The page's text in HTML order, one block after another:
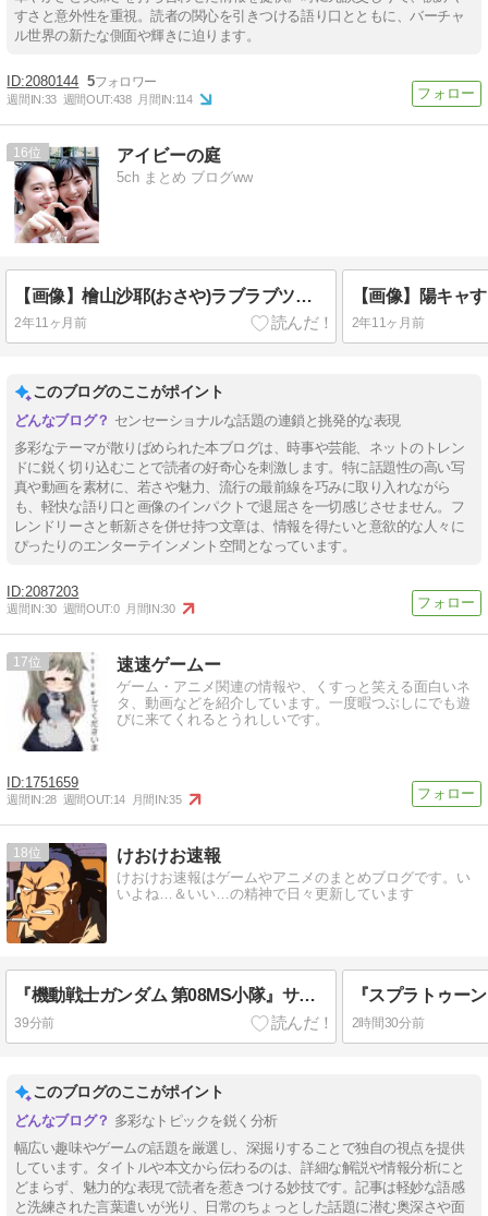
すさと意外性を重視。読者の関心を引きつける語り口とともに、バーチャ
ル世界の新たな側面や輝きに迫ります。
2080144 5
週間IN:33 週間OUT:438 月間IN:114
16 アイビーの庭
5ch まとめ ブログww
【画像】檜山沙耶(おさや)ラブラブツーショット写真公開で大荒れ
2年11ヶ月前 2年11ヶ月前
このブログのここがポイント
センセーショナルな話題の連鎖と挑発的な表現
多彩なテーマが散りばめられた本ブログは、時事や芸能、ネットのトレン
ドに鋭く切り込むことで読者の好奇心を刺激します。特に話題性の高い写
真や動画を素材に、若さや魅力、流行の最前線を巧みに取り入れながら
も、軽快な語り口と画像のインパクトで退屈さを一切感じさせません。フ
レンドリーさと斬新さを併せ持つ文章は、情報を得たいと意欲的な人々に
ぴったりのエンターテインメント空間となっています。
2087203
週間IN:30 週間OUT:0 月間IN:30
17 速速ゲームー
ゲーム・アニメ関連の情報や、くすっと笑える面白いネ
タ、動画などを紹介しています。一度暇つぶしにでも遊
びに来てくれるとうれしいです。
1751659
週間IN:28 週間OUT:14 月間IN:35
18 けおけお速報
けおけお速報はゲームやアニメのまとめブログです。い
いよね…＆いい…の精神で日々更新しています
『機動戦士ガンダム 第08MS小隊』サンダースは頼れる男
39分前 2時間30分前
このブログのここがポイント
多彩なトピックを鋭く分析
幅広い趣味やゲームの話題を厳選し、深掘りすることで独自の視点を提供
しています。タイトルや本文から伝わるのは、詳細な解説や情報分析にと
どまらず、魅力的な表現で読者を惹きつける妙技です。記事は軽妙な語感
と洗練された言葉遣いが光り、日常のちょっとした話題に潜む奥深さや面